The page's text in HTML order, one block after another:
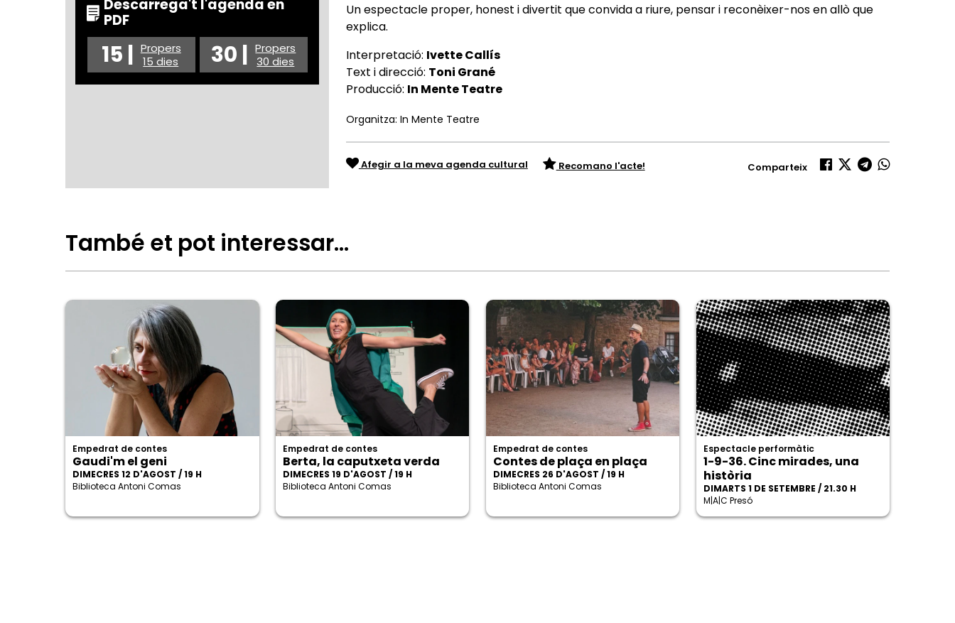
Descarrega't l'agenda en
PDF
15 | Propers
15 dies
30 | Propers
30 dies
Un espectacle proper, honest i divertit que convida a riure, pensar i reconèixer-nos en allò que
explica.
Interpretació: Ivette Callís
Text i direcció: Toni Grané
Producció: In Mente Teatre
Organitza: In Mente Teatre
Afegir a la meva agenda cultural Recomano l'acte! Comparteix
També et pot interessar…
Empedrat de contes
Gaudi'm el geni
DIMECRES 12 D'AGOST / 19 H
Biblioteca Antoni Comas
Empedrat de contes
Berta, la caputxeta verda
DIMECRES 19 D'AGOST / 19 H
Biblioteca Antoni Comas
Empedrat de contes
Contes de plaça en plaça
DIMECRES 26 D'AGOST / 19 H
Biblioteca Antoni Comas
Espectacle performàtic
1-9-36. Cinc mirades, una
història
DIMARTS 1 DE SETEMBRE / 21.30 H
M|A|C Presó